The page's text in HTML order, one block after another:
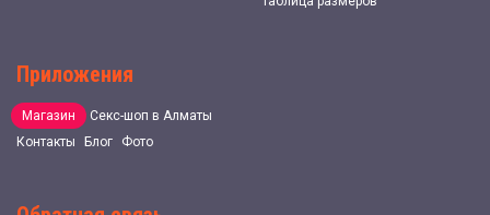
Приложения
Магазин
Секс-шоп в Алматы
Контакты
Блог Фото